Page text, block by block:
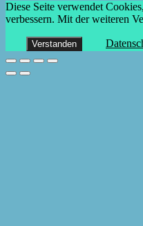
Diese Seite verwendet
verbessern. Mit der weiteren
Verstanden